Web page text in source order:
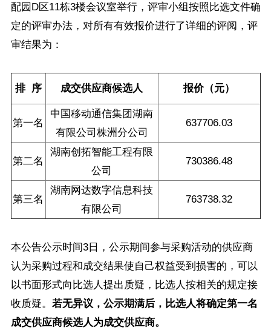
配园D区11栋3楼会议室举行，评审小组按照比选文件确
定的评审办法，对所有有效报价进行了详细的评阅，评
审结果为：
排 序 成交供应商候选人 报价（元）
第一名
中国移动通信集团湖南
有限公司株洲分公司
637706.03
第二名
湖南创拓智能工程有限
公司
730386.48
第三名
湖南网达数字信息科技
有限公司
763738.32
本公告公示时间3日，公示期间参与采购活动的供应商
认为采购过程和成交结果使自己权益受到损害的，可以
以书面形式向比选人提出质疑，比选人按相关的规定接
收质疑。 若无异议，公示期满后，比选人将确定第一名
成交供应商候选人为成交供应商。